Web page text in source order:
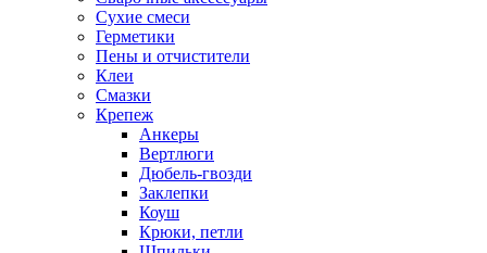
Сухие смеси
Герметики
Пены и отчистители
Клеи
Смазки
Крепеж
Анкеры
Вертлюги
Дюбель-гвозди
Заклепки
Коуш
Крюки, петли